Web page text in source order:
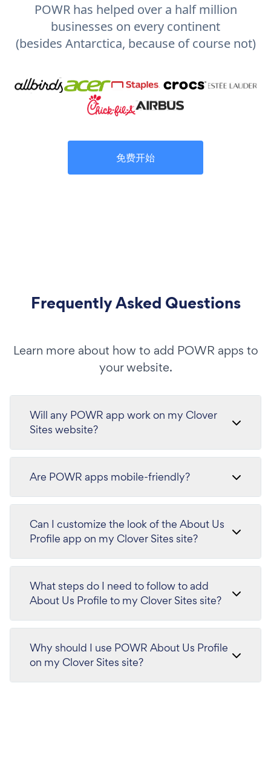
POWR has helped over a half million
businesses on every continent
(besides Antarctica, because of course not)
免费开始
Frequently Asked Questions
Learn more about how to add POWR apps to
your website.
Will any POWR app work on my Clover
Sites website?
Are POWR apps mobile-friendly?
Can I customize the look of the About Us
Profile app on my Clover Sites site?
What steps do I need to follow to add
About Us Profile to my Clover Sites site?
Why should I use POWR About Us Profile
on my Clover Sites site?